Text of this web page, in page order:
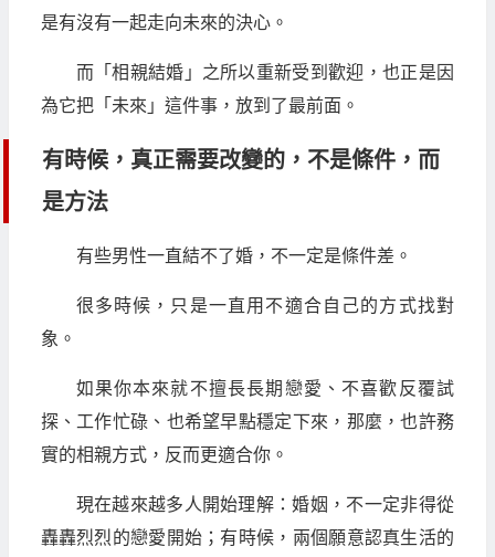
是有沒有一起走向未來的決心。
而「相親結婚」之所以重新受到歡迎，也正是因
為它把「未來」這件事，放到了最前面。
有時候，真正需要改變的，不是條件，而
是方法
有些男性一直結不了婚，不一定是條件差。
很多時候，只是一直用不適合自己的方式找對
象。
如果你本來就不擅長長期戀愛、不喜歡反覆試
探、工作忙碌、也希望早點穩定下來，那麼，也許務
實的相親方式，反而更適合你。
現在越來越多人開始理解：婚姻，不一定非得從
轟轟烈烈的戀愛開始；有時候，兩個願意認真生活的